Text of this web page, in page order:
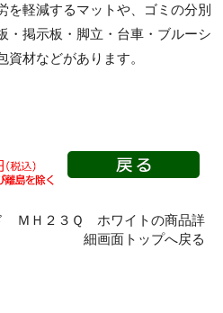
掃除機
梯子・脚立類
を軽減するマットや、ゴミの分別
・掲示板・脚立・台車・ブルーシ
資材などがあります。
ＭＨ２３Ｑ ホワイトの商品詳
細画面トップへ戻る